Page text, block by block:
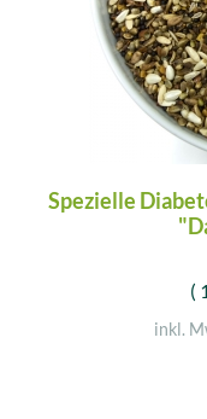
Spezielle
(
inkl.